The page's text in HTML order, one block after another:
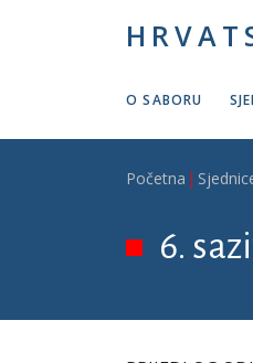
O SABORU
Početna
6.